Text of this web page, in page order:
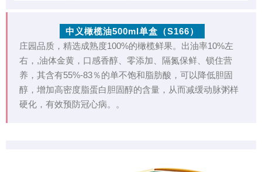
中义橄榄油500ml单盒（S166）
庄园品质，精选成熟度100%的橄榄鲜果。出油率10%左
右，,油体金黄，口感香醇、零添加、隔氮保鲜、锁住营
养，其含有55%-83％的单不饱和脂肪酸，可以降低胆固
醇，增加高密度脂蛋白胆固醇的含量，从而减缓动脉粥样
硬化，有效预防冠心病。。